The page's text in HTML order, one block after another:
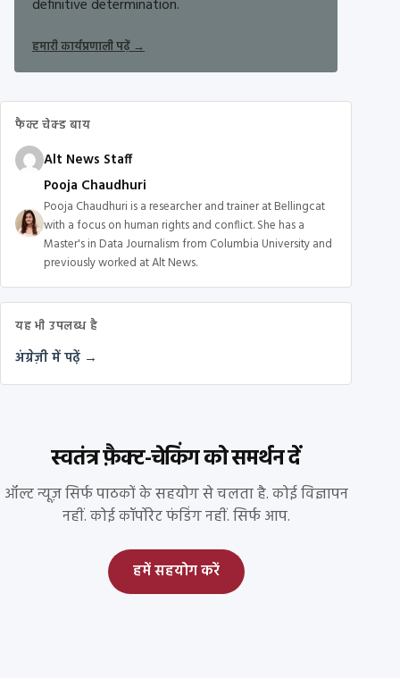
definitive determination.
हमारी कार्यप्रणाली पढ़ें→
फैक्ट चेक्ड बाय
Alt News Staff
Pooja Chaudhuri
Pooja Chaudhuri is a researcher and trainer at Bellingcat
with a focus on human rights and conflict. She has a
Master's in Data Journalism from Columbia University and
previously worked at Alt News.
यह भी उपलब्ध है
अंग्रेज़ी में पढ़ें →
स्वतंत्र फ़ैक्ट-चेकिंग को समर्थन दें
ऑल्ट न्यूज़ सिर्फ पाठकों के सहयोग से चलता है. कोई विज्ञापन
नहीं. कोई कॉर्पोरेट फंडिंग नहीं. सिर्फ आप.
हमें सहयोग करें